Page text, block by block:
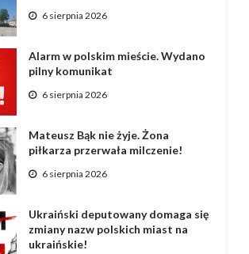
6 sierpnia 2026
Alarm w polskim mieście. Wydano
pilny komunikat
6 sierpnia 2026
Mateusz Bąk nie żyje. Żona
piłkarza przerwała milczenie!
6 sierpnia 2026
Ukraiński deputowany domaga się
zmiany nazw polskich miast na
ukraińskie!